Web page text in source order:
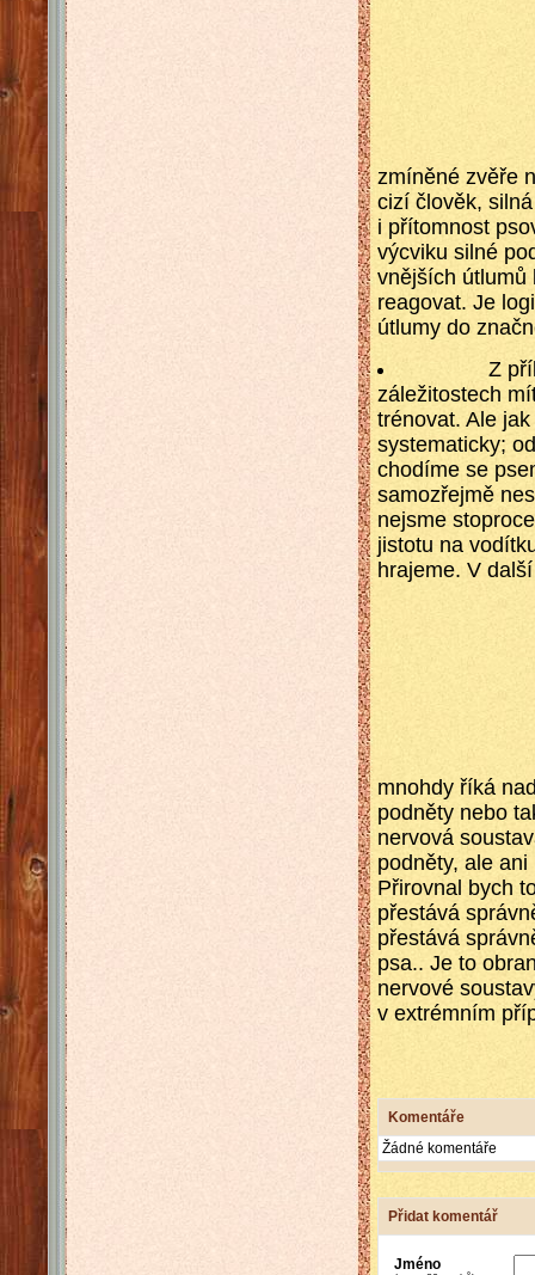
zmíněné zvěře
cizí člověk,
i přítomnost
výcviku silné
vnějších útlumů
reagovat. Je
útlumy do
Z příkladu
záležitostech
trénovat. Ale
systematicky;
chodíme se
samozřejmě
nejsme
jistotu na
hrajeme. V
mnohdy říká
podněty nebo
nervová
podněty, ale ani
Přirovnal bych
přestává
přestává
psa.. Je to
nervové
v extrémním
Komentáře
Žádné komentáře
Přidat komentář
Jméno